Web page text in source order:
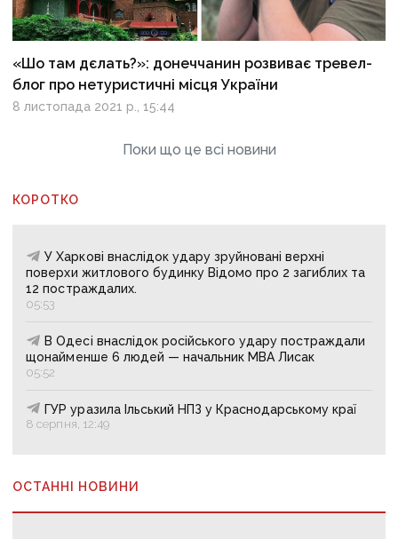
«Шо там дєлать?»: донеччанин розвиває тревел-
блог про нетуристичні місця України
8 листопада 2021 р., 15:44
Поки що це всі новини
КОРОТКО
У Харкові внаслідок удару зруйновані верхні
поверхи житлового будинку Відомо про 2 загиблих та
12 постраждалих.
05:53
В Одесі внаслідок російського удару постраждали
щонайменше 6 людей — начальник МВА Лисак
05:52
ГУР уразила Ільський НПЗ у Краснодарському краї
8 серпня, 12:49
ОСТАННІ НОВИНИ